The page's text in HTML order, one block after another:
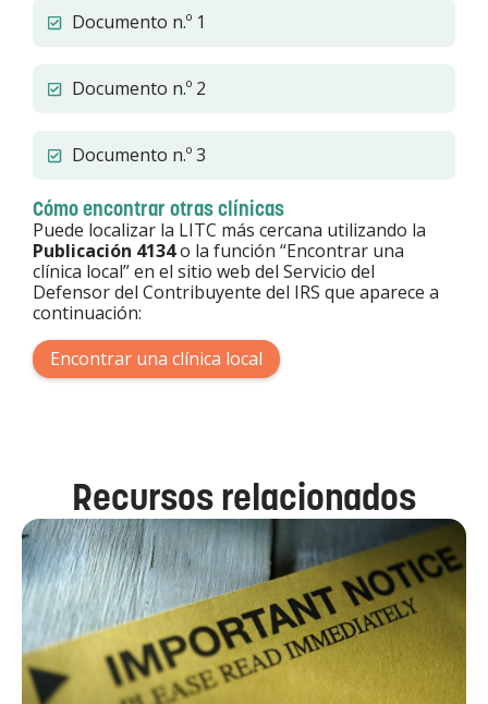
Documento n.º 1
Documento n.º 2
Documento n.º 3
Cómo encontrar otras clínicas
Puede localizar la LITC más cercana utilizando la
Publicación 4134o la función “Encontrar una
clínica local” en el sitio web del Servicio del
Defensor del Contribuyente del IRS que aparece a
continuación:
Encontrar una clínica local
Recursos relacionados